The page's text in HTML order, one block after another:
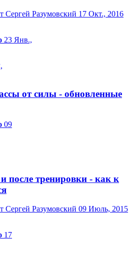
Сергей Разумовский 17 Окт., 2016
23 Янв.,
от силы - обновленные
09
после тренировки - как к
Сергей Разумовский 09 Июль, 2015
17